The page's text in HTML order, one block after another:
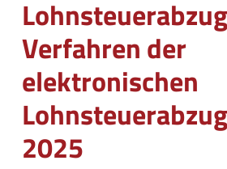
Verfahren der
elektronischen
2025